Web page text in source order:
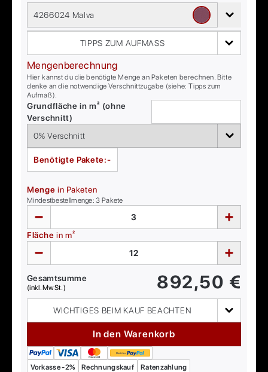
4266024 Malva
TIPPS ZUM AUFMASS
Mengenberechnung
Hier kannst du die benötigte Menge an Paketen berechnen. Bitte
denke an die notwendige Verschnittzugabe (siehe: Tipps zum
Aufmaß).
Grundfläche in m² (ohne
Verschnitt)
Benötigte Pakete:-
Menge in Paketen
Mindestbestellmenge:3 Pakete
Fläche in m²
Gesamtsumme
(inkl. MwSt.) 892,50 €
WICHTIGES BEIM KAUF BEACHTEN
In den Warenkorb
Vorkasse -2% Rechnungskauf Ratenzahlung